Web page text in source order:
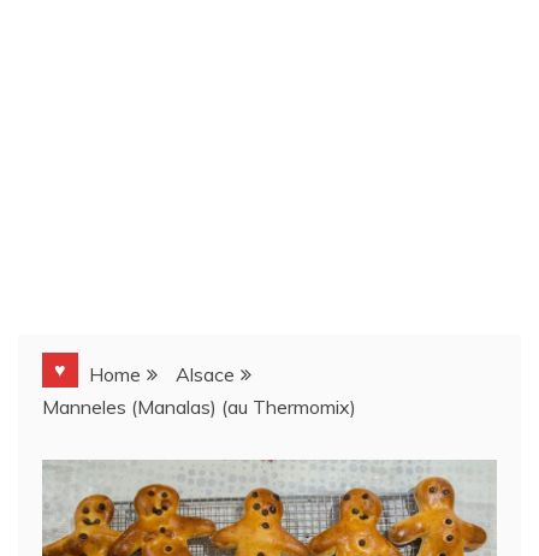
♥ Home
Alsace
Manneles (Manalas) (au Thermomix)